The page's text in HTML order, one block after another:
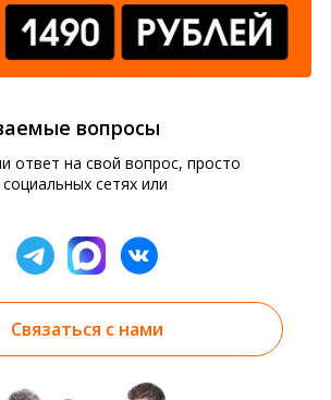
вопросы
ответ на свой вопрос, просто
сетях или
Связаться с нами